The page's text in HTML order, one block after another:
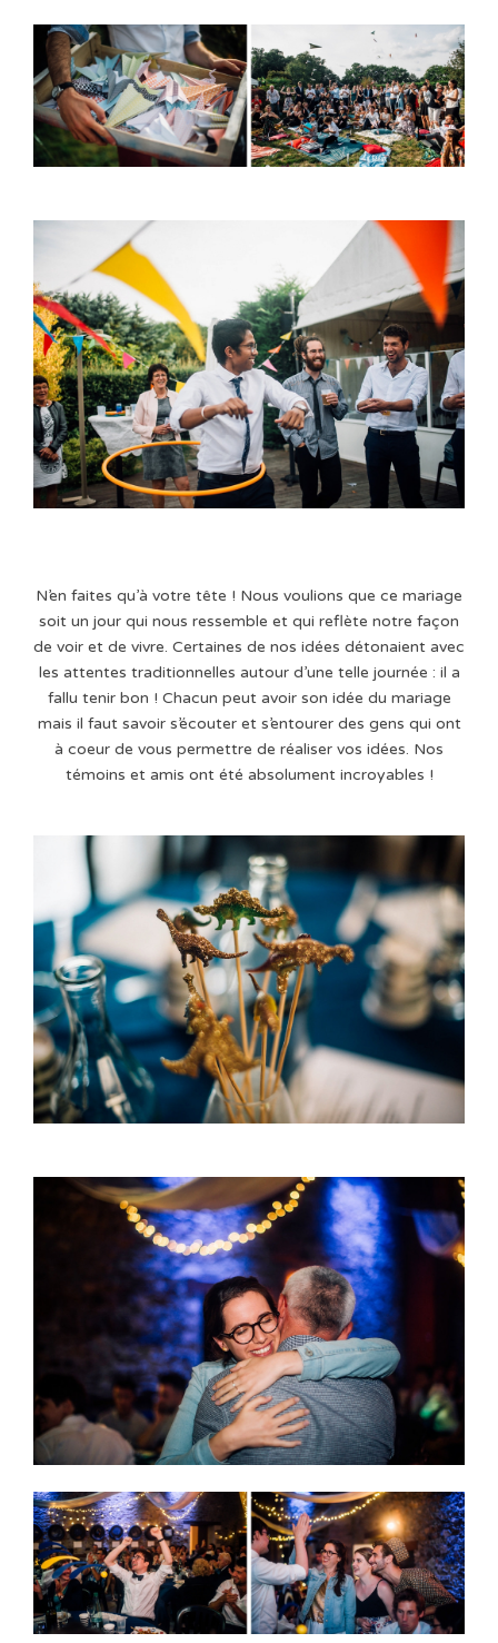
N’en faites qu’à votre tête ! Nous voulions que ce mariage
soit un jour qui nous ressemble et qui reflète notre façon
de voir et de vivre. Certaines de nos idées détonaient avec
les attentes traditionnelles autour d’une telle journée : il a
fallu tenir bon ! Chacun peut avoir son idée du mariage
mais il faut savoir s’écouter et s’entourer des gens qui ont
à coeur de vous permettre de réaliser vos idées. Nos
témoins et amis ont été absolument incroyables !